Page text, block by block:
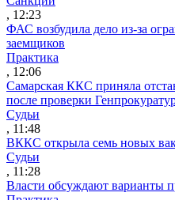
, 12:23
ФАС возбудила дело из-за
заемщиков
Практика
, 12:06
Самарская ККС приняла
после проверки
Судьи
, 11:48
ВККС открыла семь новых
Судьи
, 11:28
Власти обсуждают варианты